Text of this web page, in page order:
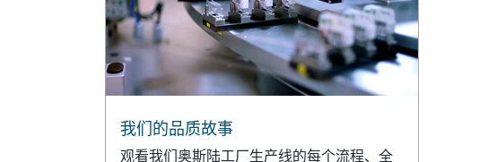
我们的品质故事
观看我们奥斯陆工厂生产线的每个流程、全